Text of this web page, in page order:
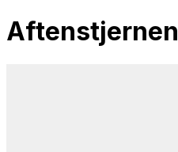
Aftenstjernen